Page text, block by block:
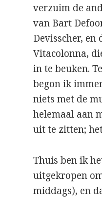
verzuim de
van Bart
Devisscher,
Vitacolonna,
in te beuken.
begon ik
niets met de
helemaal aan
uit te zitten;
Thuis ben ik
uitgekropen
middags), en